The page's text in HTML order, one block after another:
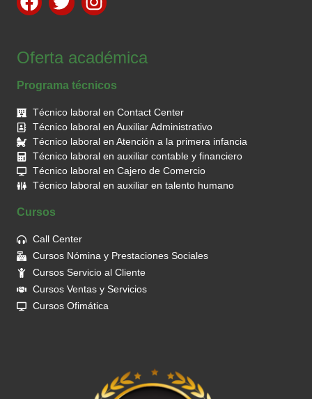
Oferta académica
Programa técnicos
Técnico laboral en Contact Center
Técnico laboral en Auxiliar Administrativo
Técnico laboral en Atención a la primera infancia
Técnico laboral en auxiliar contable y financiero
Técnico laboral en Cajero de Comercio
Técnico laboral en auxiliar en talento humano
Cursos
Call Center
Cursos Nómina y Prestaciones Sociales
Cursos Servicio al Cliente
Cursos Ventas y Servicios
Cursos Ofimática